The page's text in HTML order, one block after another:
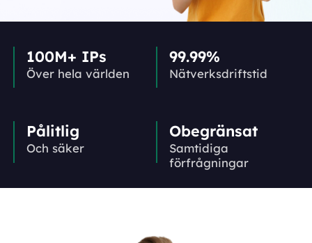
100M+ IPs
Över hela världen
99.99%
Nätverks­driftstid
Pålitlig
Och säker
Obegränsat
Samtidiga
förfrågningar